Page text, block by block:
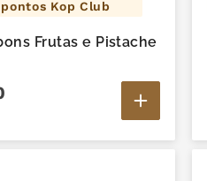
Kop Club
Frutas e Pistache